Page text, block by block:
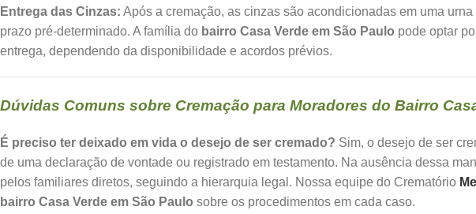
Entrega das Cinzas: Após a cremação, as cinzas são acondicionadas em uma
prazo pré-determinado. A família do bairro Casa Verde em São Paulo pode optar
entrega, dependendo da disponibilidade e acordos prévios.
Dúvidas Comuns sobre Cremação para Moradores do Bairro
É preciso ter deixado em vida o desejo de ser cremado? Sim, o desejo de ser
de uma declaração de vontade ou registrado em testamento. Na ausência dessa
pelos familiares diretos, seguindo a hierarquia legal. Nossa equipe do Crematório
bairro Casa Verde em São Paulo sobre os procedimentos em cada caso.